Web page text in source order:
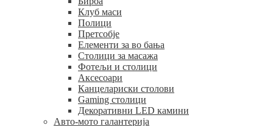
Клуб маси
Полици
Претсобје
Елементи за во бања
Столици за масажа
Фотељи и столици
Аксесоари
Канцелариски столови
Gaming столици
Декоративни LED камини
Авто-мото галантерија